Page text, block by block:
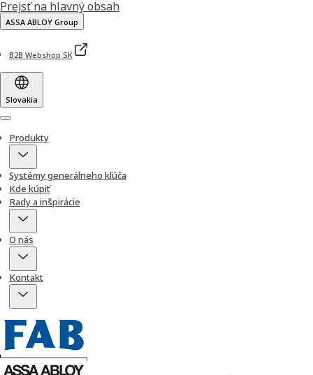
Prejsť na hlavný obsah
ASSA ABLOY Group
B2B Webshop SK
Slovakia
Menu
Produkty
Systémy generálneho kľúča
Kde kúpiť
Rady a inšpirácie
O nás
Kontakt